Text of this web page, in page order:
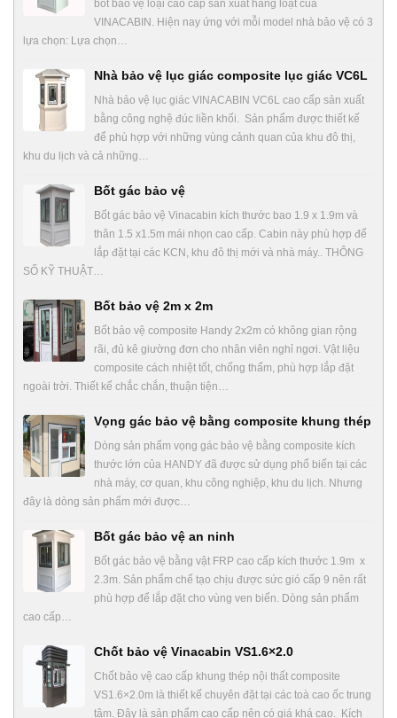
bốt bảo vệ loại cao cấp sản xuất hàng loạt của
VINACABIN. Hiện nay ứng với mỗi model nhà bảo vệ có 3
lựa chọn: Lựa chọn…
Nhà bảo vệ lục giác composite lục giác VC6L
Nhà bảo vệ lục giác VINACABIN VC6L cao cấp sản xuất
bằng công nghệ đúc liền khối. Sản phẩm được thiết kế
để phù hợp với những vùng cảnh quan của khu đô thị,
khu du lịch và cả những…
Bốt gác bảo vệ
Bốt gác bảo vệ Vinacabin kích thước bao 1.9 x 1.9m và
thân 1.5 x1.5m mái nhọn cao cấp. Cabin này phù hợp để
lắp đặt tại các KCN, khu đô thị mới và nhà máy.. THÔNG
SỐ KỸ THUẬT…
Bốt bảo vệ 2m x 2m
Bốt bảo vệ composite Handy 2x2m có không gian rộng
rãi, đủ kê giường đơn cho nhân viên nghỉ ngơi. Vật liệu
composite cách nhiệt tốt, chống thấm, phù hợp lắp đặt
ngoài trời. Thiết kế chắc chắn, thuận tiện…
Vọng gác bảo vệ bằng composite khung thép
Dòng sản phẩm vọng gác bảo vệ bằng composite kích
thước lớn của HANDY đã được sử dụng phổ biến tại các
nhà máy, cơ quan, khu công nghiệp, khu du lịch. Nhưng
đây là dòng sản phẩm mới được…
Bốt gác bảo vệ an ninh
Bốt gác bảo vệ bằng vật FRP cao cấp kích thước 1.9m x
2.3m. Sản phẩm chế tạo chịu được sức gió cấp 9 nên rất
phù hợp để lắp đặt cho vùng ven biển. Dòng sản phẩm
cao cấp…
Chốt bảo vệ Vinacabin VS1.6×2.0
Chốt bảo vệ cao cấp khung thép nội thất composite
VS1.6×2.0m là thiết kế chuyên đặt tại các toà cao ốc trung
tâm. Đây là sản phẩm cao cấp nên có giá khá cao. Kích